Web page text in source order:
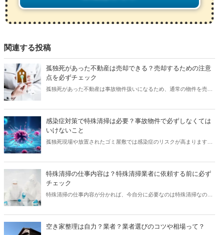
関連する投稿
孤独死があった不動産は売却できる？売却するための注意
点を必ずチェック
孤独死があった不動産は事故物件扱いになるため、通常の物件を売却
状況で事故物件扱いになるかという点から孤独死があった物件を売却
するための注意点まで詳しく解説します。この記事を参考に事故物件
の正しい売却方法を学びましょう。
感染症対策で特殊清掃は必要？事故物件で必ずしなくては
いけないこと
孤独死現場や放置されたゴミ屋敷では感染症のリスクが高まります。
のかという点について解説します。感染症にならないためにすれば良
い注意点も詳しく紹介するので、最後までチェックしましょう。
特殊清掃の仕事内容は？特殊清掃業者に依頼する前に必ず
チェック
特殊清掃の仕事内容が分かれば、今自分に必要なのは特殊清掃なのか
特殊清掃の仕事内容について詳しく紹介します。この記事を参考に素
早く正しい判断ができるようになりましょう。
空き家整理は自力？業者？業者選びのコツや相場って？